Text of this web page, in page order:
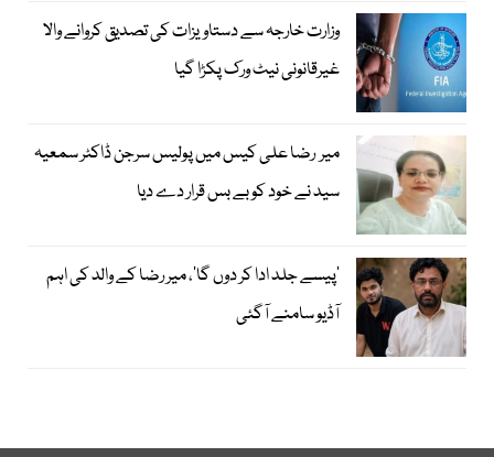
وزارت خارجہ سے دستاویزات کی تصدیق کروانے والا
غیرقانونی نیٹ ورک پکڑا گیا
میر رضا علی کیس میں پولیس سرجن ڈاکٹر سمعیہ
سید نے خود کو بے بس قرار دے دیا
’پیسے جلد ادا کر دوں گا‘، میر رضا کے والد کی اہم
آڈیو سامنے آگئی